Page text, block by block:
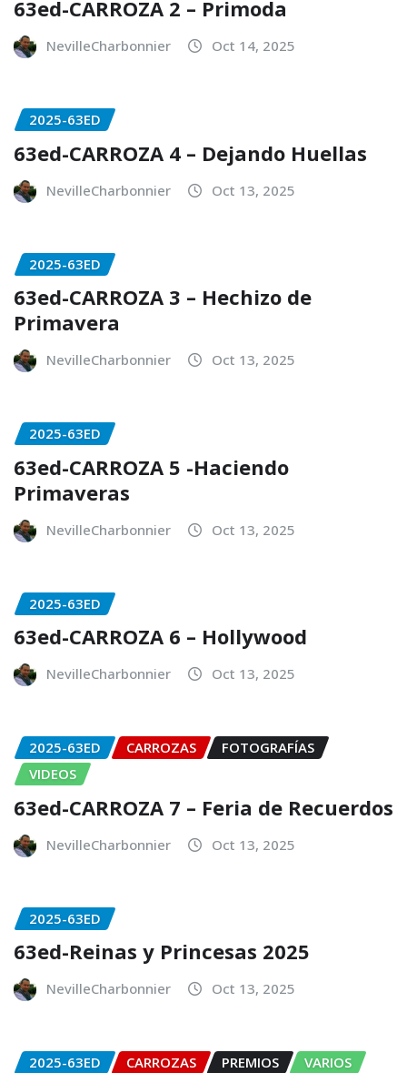
63ed-CARROZA 2 – Primoda
NevilleCharbonnier Oct 14, 2025
2025-63ED
63ed-CARROZA 4 – Dejando Huellas
NevilleCharbonnier Oct 13, 2025
2025-63ED
63ed-CARROZA 3 – Hechizo de
Primavera
NevilleCharbonnier Oct 13, 2025
2025-63ED
63ed-CARROZA 5 -Haciendo
Primaveras
NevilleCharbonnier Oct 13, 2025
2025-63ED
63ed-CARROZA 6 – Hollywood
NevilleCharbonnier Oct 13, 2025
2025-63ED CARROZAS
FOTOGRAFÍAS
VIDEOS
63ed-CARROZA 7 – Feria de Recuerdos
NevilleCharbonnier Oct 13, 2025
2025-63ED
63ed-Reinas y Princesas 2025
NevilleCharbonnier Oct 13, 2025
2025-63ED CARROZAS PREMIOS VARIOS